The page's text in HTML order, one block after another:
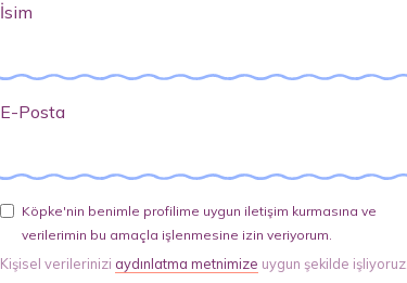
İsim
E-Posta
Köpke'nin benimle profilime uygun iletişim kurmasına ve
verilerimin bu amaçla işlenmesine izin veriyorum.
Kişisel verilerinizi aydınlatma metnimize uygun şekilde işliyoruz.